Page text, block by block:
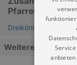
Pfarrer,
Dreikönigskirche
Weitere